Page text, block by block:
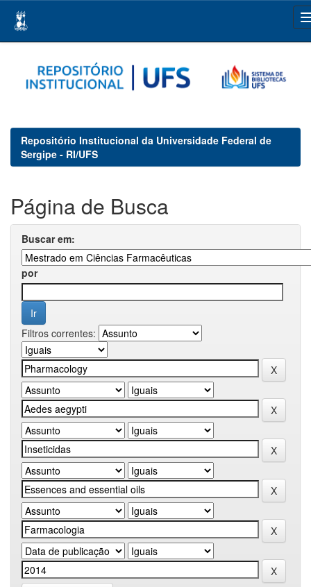
navigation
Repositório Institucional da Universidade Federal de
Sergipe - RI/UFS
Página de Busca
Buscar em:
por
Filtros correntes: